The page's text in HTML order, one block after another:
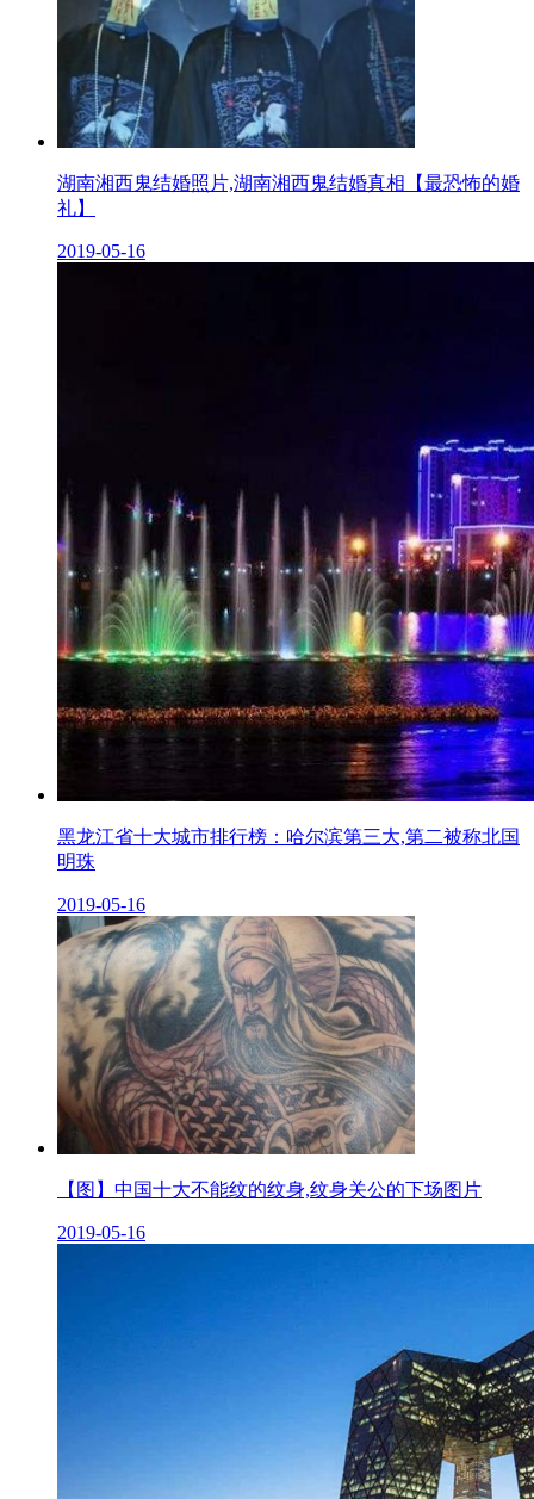
湖南湘西鬼结婚照片,湖南湘西鬼结婚真相【最恐怖的婚
礼】
2019-05-16
黑龙江省十大城市排行榜：哈尔滨第三大,第二被称北国
明珠
2019-05-16
【图】中国十大不能纹的纹身,纹身关公的下场图片
2019-05-16